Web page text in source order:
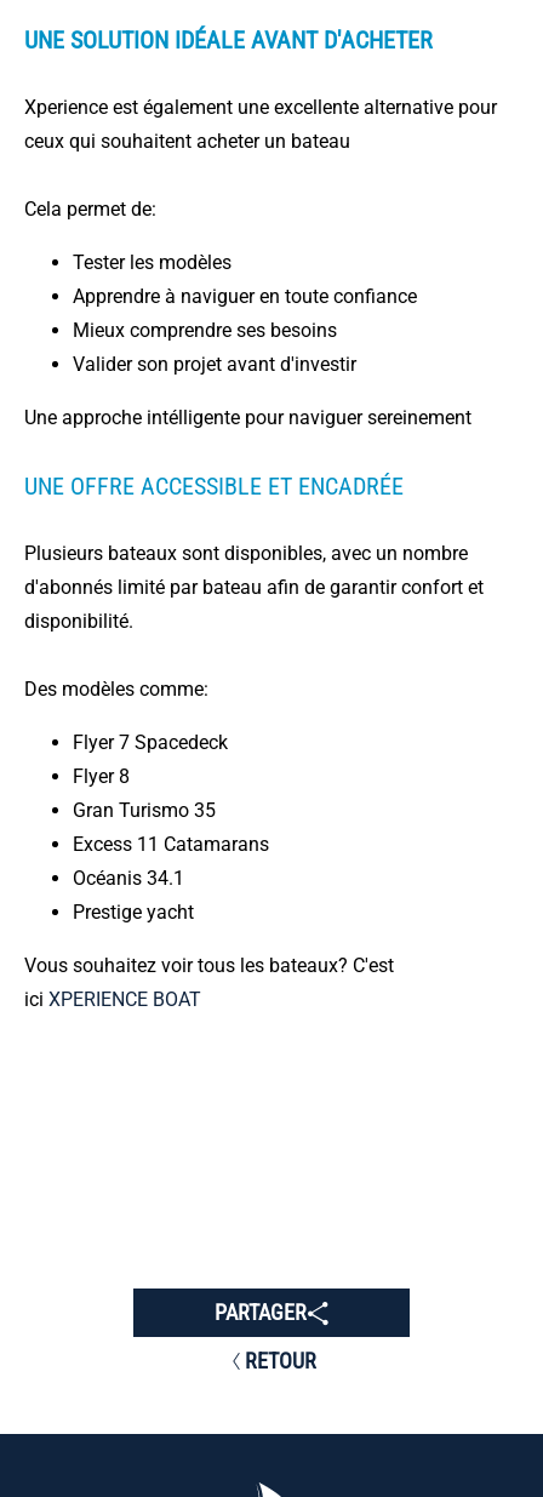
UNE SOLUTION IDÉALE AVANT D'ACHETER
Xperience est également une excellente alternative pour
ceux qui souhaitent acheter un bateau
Cela permet de:
Tester les modèles
Apprendre à naviguer en toute confiance
Mieux comprendre ses besoins
Valider son projet avant d'investir
Une approche intélligente pour naviguer sereinement
UNE OFFRE ACCESSIBLE ET ENCADRÉE
Plusieurs bateaux sont disponibles, avec un nombre
d'abonnés limité par bateau afin de garantir confort et
disponibilité.
Des modèles comme:
Flyer 7 Spacedeck
Flyer 8
Gran Turismo 35
Excess 11 Catamarans
Océanis 34.1
Prestige yacht
Vous souhaitez voir tous les bateaux? C'est
ici XPERIENCE BOAT
RETOUR
PARTAGER